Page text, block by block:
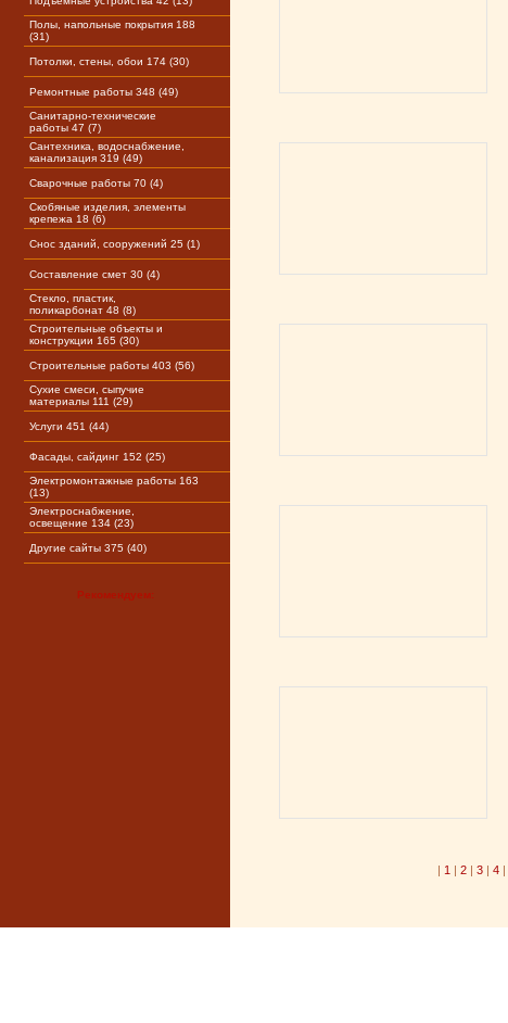
Полы, напольные покрытия 188
(31)
Потолки, стены, обои 174 (30)
Ремонтные работы 348 (49)
Санитарно-технические
работы 47 (7)
Сантехника, водоснабжение,
канализация 319 (49)
Сварочные работы 70 (4)
Скобяные изделия, элементы
крепежа 18 (6)
Снос зданий, сооружений 25 (1)
Составление смет 30 (4)
Стекло, пластик,
поликарбонат 48 (8)
Строительные объекты и
конструкции 165 (30)
Строительные работы 403 (56)
Сухие смеси, сыпучие
материалы 111 (29)
Услуги 451 (44)
Фасады, сайдинг 152 (25)
Электромонтажные работы 163
(13)
Электроснабжение,
освещение 134 (23)
Другие сайты 375 (40)
Рекомендуем:
| 1 | 2| 3| 4|